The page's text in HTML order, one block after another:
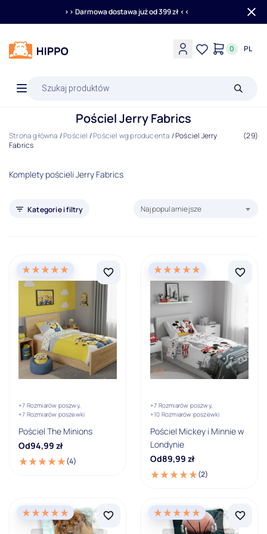
>> Darmowa dostawa już od 399 zł <<
0 PL
produktów
Pościel Jerry Fabrics
Strona główna /Pościel /Pościel wg producenta /Pościel Jerry
Fabrics
(29)
Komplety pościeli Jerry Fabrics
Nowości Promocje Wyprzedaż
Outlet
Ostatnia sztuka
Cena (zł)
Cena minimalna Cena maksymalna PLN
Grupa wiekowa
0 - 2 lata
2 - 6 lat
6 - 12 lat
18 i więcej lat
Kategorie i filtry Sortuj produkty według:
Najpopularniejsze
+7 Rozmiarów poszwy,
+7 Rozmiarów poszewki
Pościel The Minions
Od94,99 zł
(4)
+7 Rozmiarów poszwy,
+10 Rozmiarów poszewki
Pościel Mickey i Minnie w
Londynie
Od89,99 zł
(2)